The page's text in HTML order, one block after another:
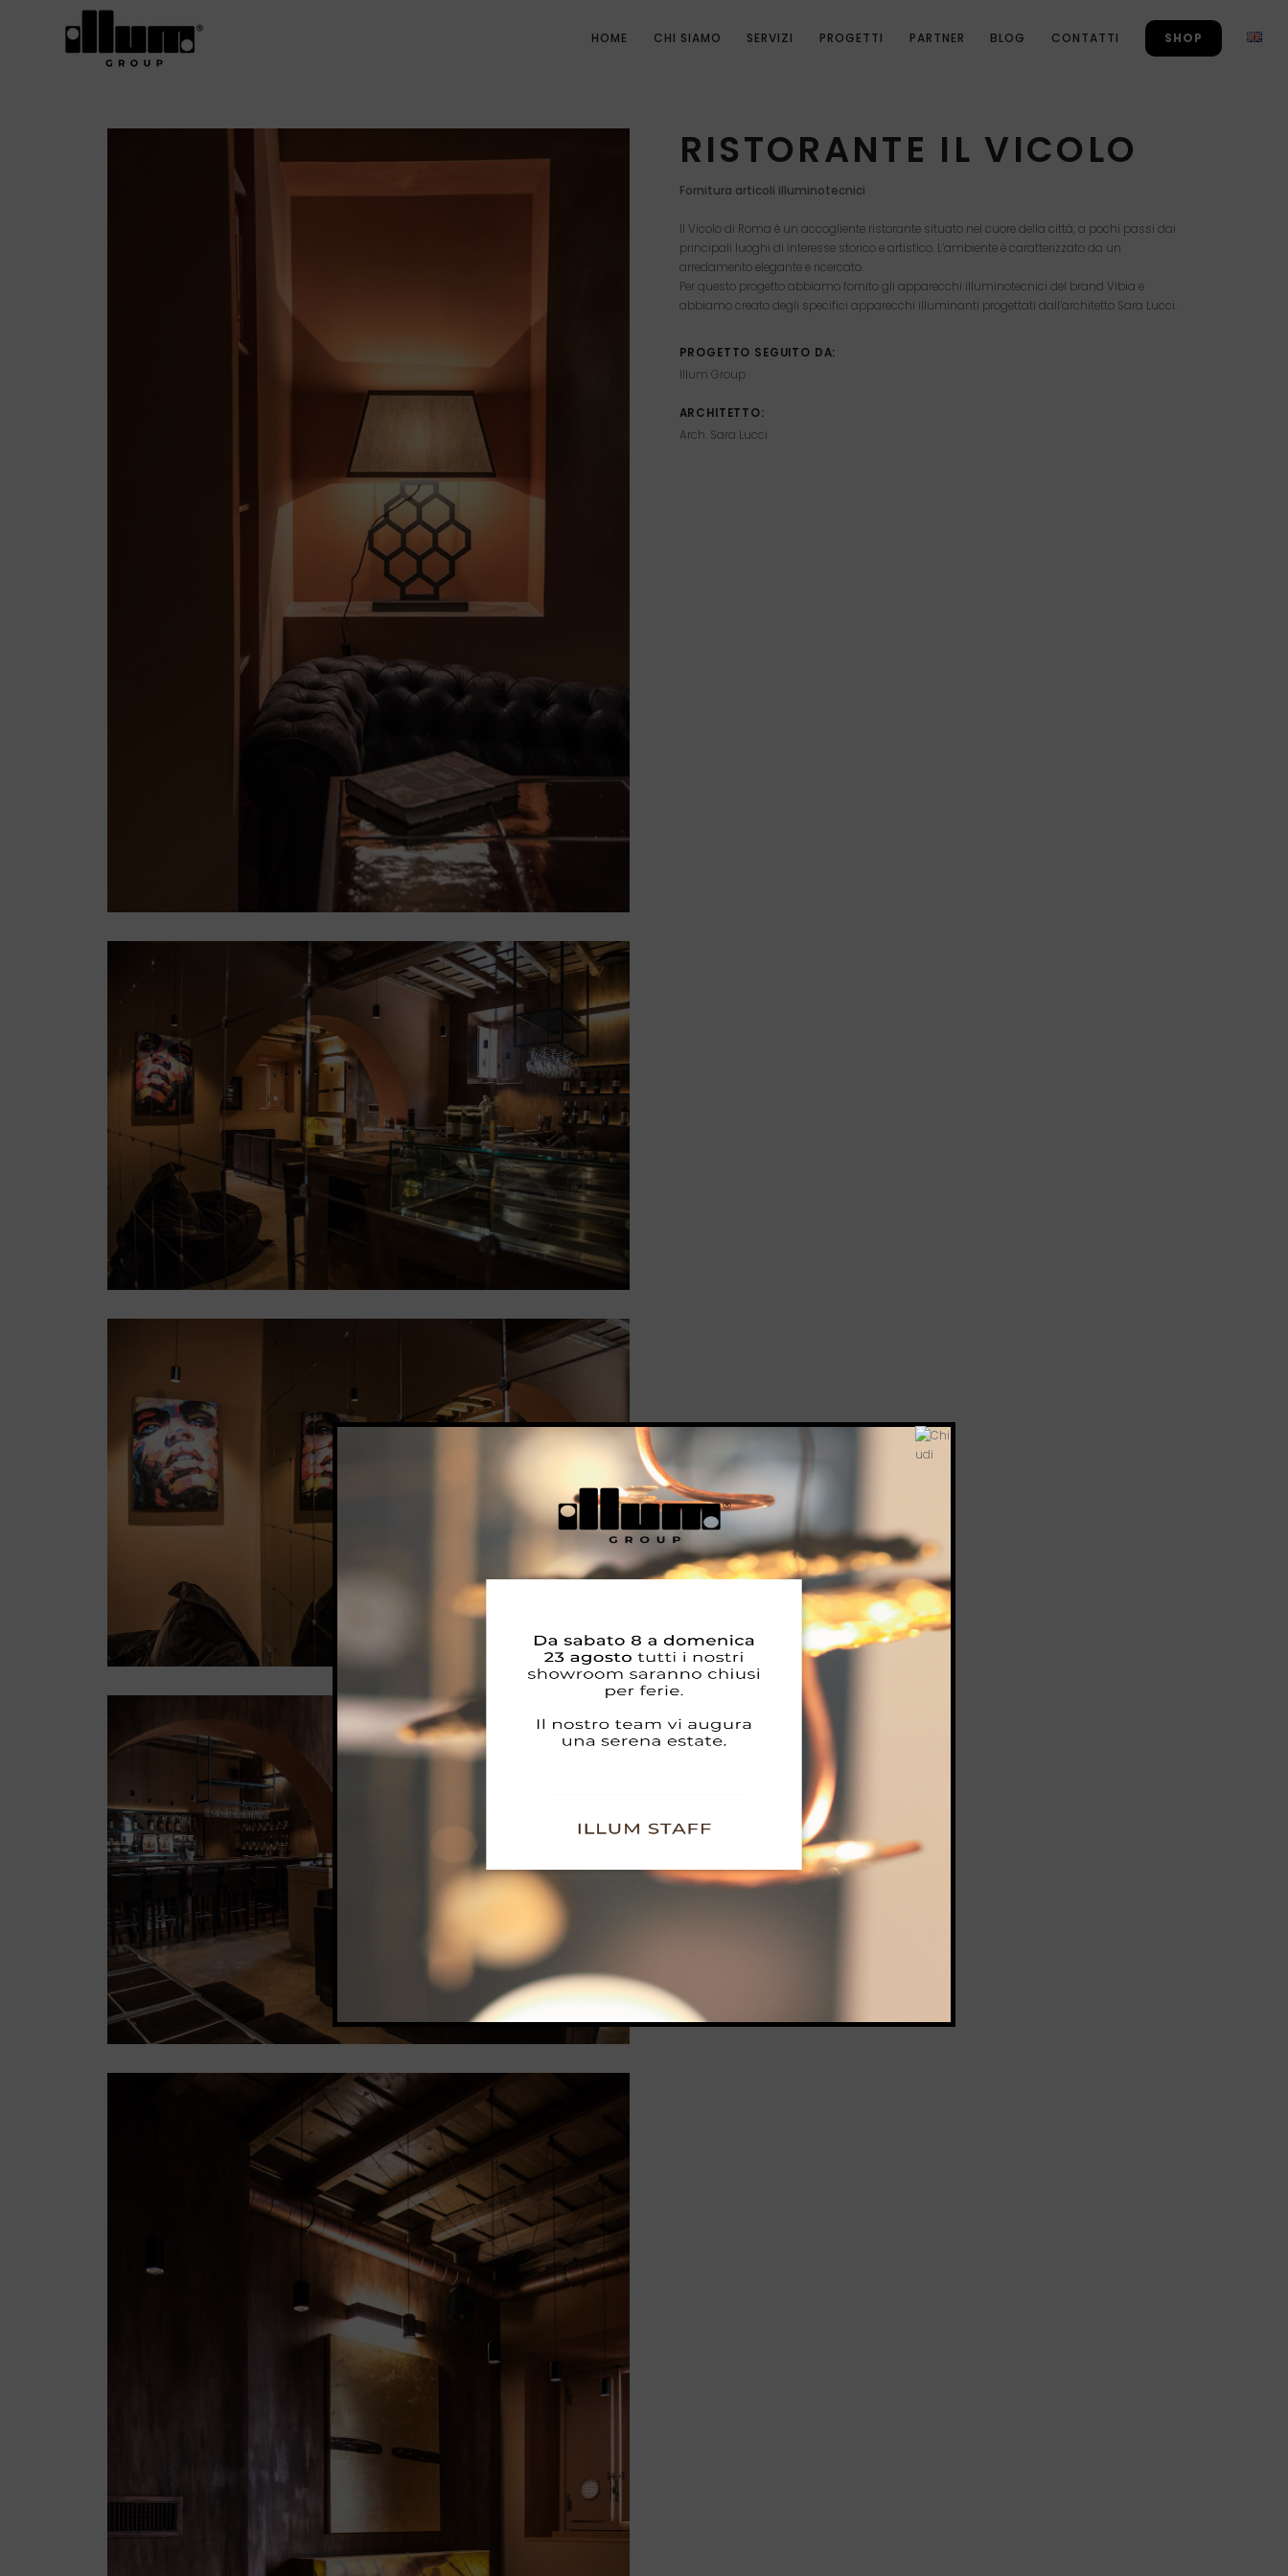
HOME CHI SIAMO SERVIZI PROGETTI PARTNER BLOG CONTATTI SHOP
RISTORANTE IL VICOLO
Fornitura articoli illuminotecnici
Il Vicolo di Roma è un accogliente ristorante situato nel cuore della città, a pochi passi dai
principali luoghi di interesse storico e artistico. L’ambiente è caratterizzato da un
arredamento elegante e ricercato.
Per questo progetto abbiamo fornito gli apparecchi illuminotecnici del brand Vibia e
abbiamo creato degli specifici apparecchi illuminanti progettati dall’architetto Sara Lucci.
PROGETTO SEGUITO DA:
Illum Group
ARCHITETTO:
Arch. Sara Lucci